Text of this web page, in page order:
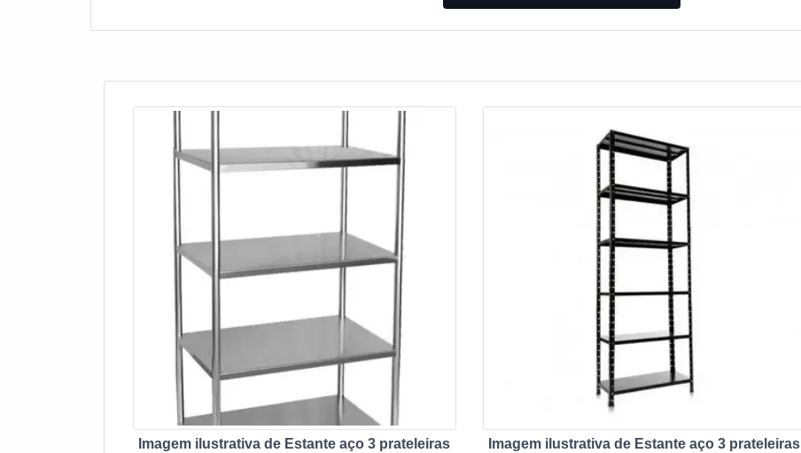
uma empresa comprometida com seus serviços, acha o site da Mont...
Imagem ilustrativa de Estante aço 3 prateleiras Imagem ilustrativa de Estante aço 3 prateleiras